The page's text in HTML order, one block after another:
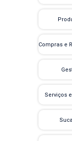
Compras e
Serviços